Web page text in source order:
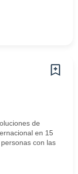
de
en 15
con las